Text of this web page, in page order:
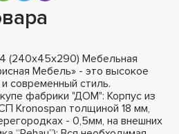
(240х45х290) Мебельная
Мебель» - это высокое
современный стиль.
фабрики "ДОМ": Корпус из
Kronospan толщиной 18 мм,
- 0,5мм, на внешних